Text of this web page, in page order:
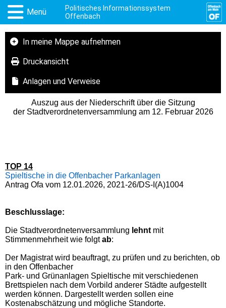
Menü
Politisches Informationssystem
Offenbach
In meine Mappe aufnehmen
Druckansicht
Anlagen und Verweise
Auszug aus der Niederschrift über die Sitzung
der Stadtverordnetenversammlung am 12. Februar 2026
TOP 14
Spieltische in die Offenbacher Parkanlagen
Antrag Ofa vom 12.01.2026, 2021-26/DS-I(A)1004
Beschlusslage:
Die Stadtverordnetenversammlung lehnt mit
Stimmenmehrheit wie folgtab:
Der Magistrat wird beauftragt, zu prüfen und zu berichten, ob
in den Offenbacher
Park- und Grünanlagen Spieltische mit verschiedenen
Brettspielen nach dem Vorbild anderer Städte aufgestellt
werden können. Dargestellt werden sollen eine
Kostenabschätzung und mögliche Standorte.